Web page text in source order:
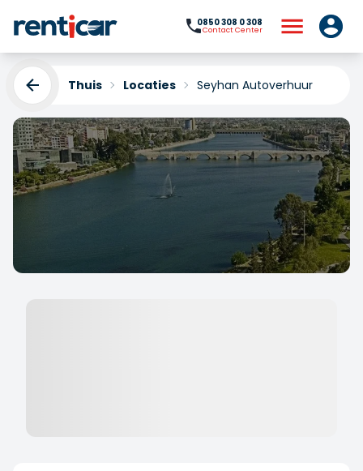
0850 308 0 308
Contact Center
Thuis Locaties Seyhan Autoverhuur
Seyhan Autoverhuur